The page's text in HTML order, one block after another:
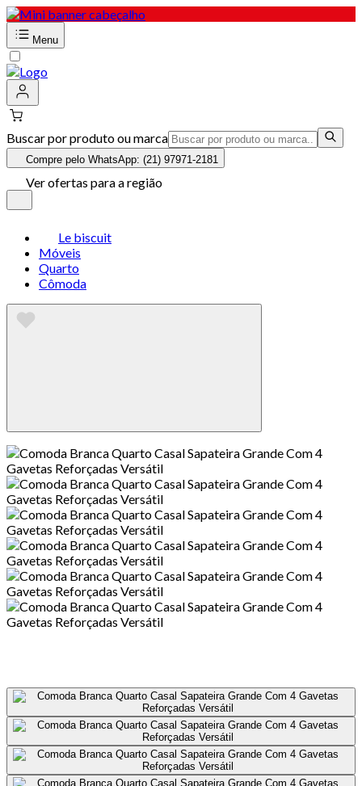
Menu
Buscar por produto ou marca
Compre pelo WhatsApp: (21) 97971-2181
Ver ofertas para a região
Le biscuit
Móveis
Quarto
Cômoda